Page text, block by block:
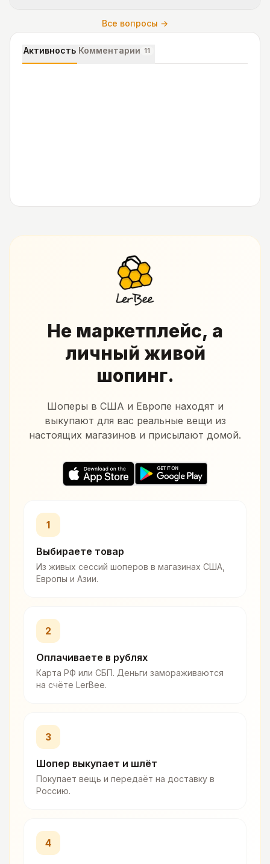
Все вопросы →
Активность Комментарии 11
Не маркетплейс, а
личный живой
шопинг.
Шоперы в США и Европе находят и
выкупают для вас реальные вещи из
настоящих магазинов и присылают домой.
1
Выбираете товар
Из живых сессий шоперов в магазинах США,
Европы и Азии.
2
Оплачиваете в рублях
Карта РФ или СБП. Деньги замораживаются
на счёте LerBee.
3
Шопер выкупает и шлёт
Покупает вещь и передаёт на доставку в
Россию.
4